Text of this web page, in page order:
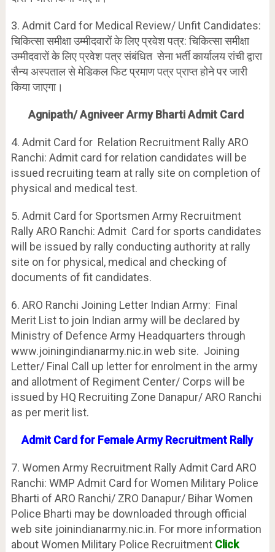
3. Admit Card for Medical Review/ Unfit Candidates:
चिकित्सा समीक्षा उम्मीदवारों के लिए प्रवेश पत्र: चिकित्सा समीक्षा
उम्मीदवारों के लिए प्रवेश पत्र संबंधित सेना भर्ती कार्यालय रांची द्वारा
सैन्य अस्पताल से मेडिकल फिट प्रमाण पत्र प्राप्त होने पर जारी
किया जाएगा।
Agnipath/ Agniveer Army Bharti Admit Card
4. Admit Card for Relation Recruitment Rally ARO
Ranchi: Admit card for relation candidates will be
issued recruiting team at rally site on completion of
physical and medical test.
5. Admit Card for Sportsmen Army Recruitment
Rally ARO Ranchi: Admit Card for sports candidates
will be issued by rally conducting authority at rally
site on for physical, medical and checking of
documents of fit candidates.
6. ARO Ranchi Joining Letter Indian Army: Final
Merit List to join Indian army will be declared by
Ministry of Defence Army Headquarters through
www.joiningindianarmy.nic.in web site. Joining
Letter/ Final Call up letter for enrolment in the army
and allotment of Regiment Center/ Corps will be
issued by HQ Recruiting Zone Danapur/ ARO Ranchi
as per merit list.
Admit Card for Female Army Recruitment Rally
7. Women Army Recruitment Rally Admit Card ARO
Ranchi: WMP Admit Card for Women Military Police
Bharti of ARO Ranchi/ ZRO Danapur/ Bihar Women
Police Bharti may be downloaded through official
web site joinindianarmy.nic.in. For more information
about Women Military Police Recruitment Click